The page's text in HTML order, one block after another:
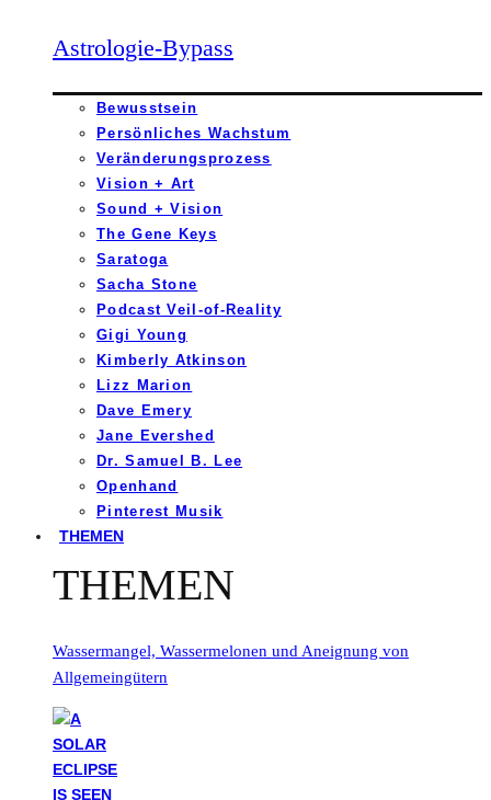
Astrologie-Bypass
Bewusstsein
Persönliches Wachstum
Veränderungsprozess
Vision + Art
Sound + Vision
The Gene Keys
Saratoga
Sacha Stone
Podcast Veil-of-Reality
Gigi Young
Kimberly Atkinson
Lizz Marion
Dave Emery
Jane Evershed
Dr. Samuel B. Lee
Openhand
Pinterest Musik
THEMEN
THEMEN
Wassermangel, Wassermelonen und Aneignung von
Allgemeingütern